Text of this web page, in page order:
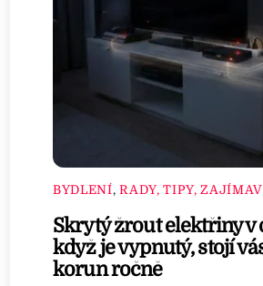
BYDLENÍ,RADY, TIPY,
Skrytý žrout elektřiny v
když je vypnutý, stojí
korun ročně